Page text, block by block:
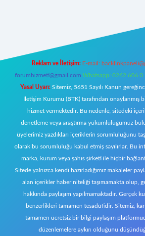
Reklam ve İletişim: E-mail:
forumhizmeti@gmail.com Whatsapp: 0262 606 0
Yasal Uyarı: Sitemiz, 5651 Sayılı Kanun
İletişim Kurumu (BTK) tarafından onaylanmış
hizmet vermektedir. Bu nedenle, sitedeki
denetleme veya araştırma yükümlülüğümüz
üyelerimiz yazdıkları içeriklerin sorumluluğunu
olarak bu sorumluluğu kabul etmiş sayılırlar. Bu
marka, kurum veya şahıs şirketi ile hiçbir
Sitede yalnızca kendi hazırladığımız makaleler
alan içerikler haber niteliği taşımamakta olup,
hakkında paylaşım yapılmamaktadır. Gerçek
benzerlikleri tamamen tesadüfidir. Sitemiz,
tamamen ücretsiz bir bilgi paylaşım
düzenlemelere aykırı olduğunu